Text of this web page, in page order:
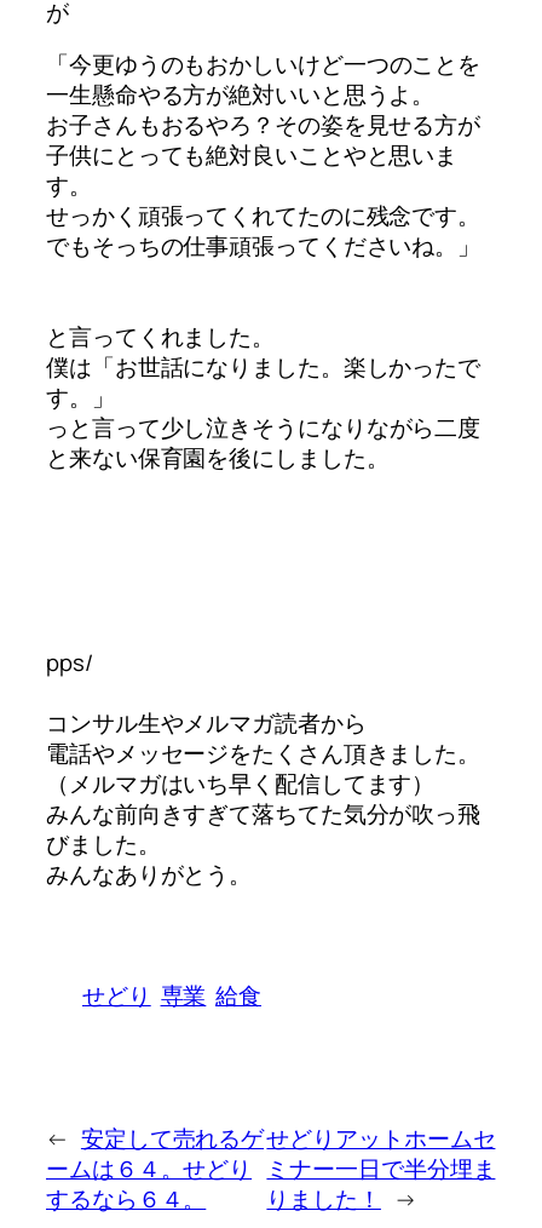
が
「今更ゆうのもおかしいけど一つのことを
一生懸命やる方が絶対いいと思うよ。
お子さんもおるやろ？その姿を見せる方が
子供にとっても絶対良いことやと思いま
す。
せっかく頑張ってくれてたのに残念です。
でもそっちの仕事頑張ってくださいね。」
と言ってくれました。
僕は「お世話になりました。楽しかったで
す。」
っと言って少し泣きそうになりながら二度
と来ない保育園を後にしました。
pps/
コンサル生やメルマガ読者から
電話やメッセージをたくさん頂きました。
（メルマガはいち早く配信してます）
みんな前向きすぎて落ちてた気分が吹っ飛
びました。
みんなありがとう。
せどり 専業 給食
← 安定して売れるゲ
ームは６４。せどり
するなら６４。
せどりアットホームセ
ミナー一日で半分埋ま
りました！
→